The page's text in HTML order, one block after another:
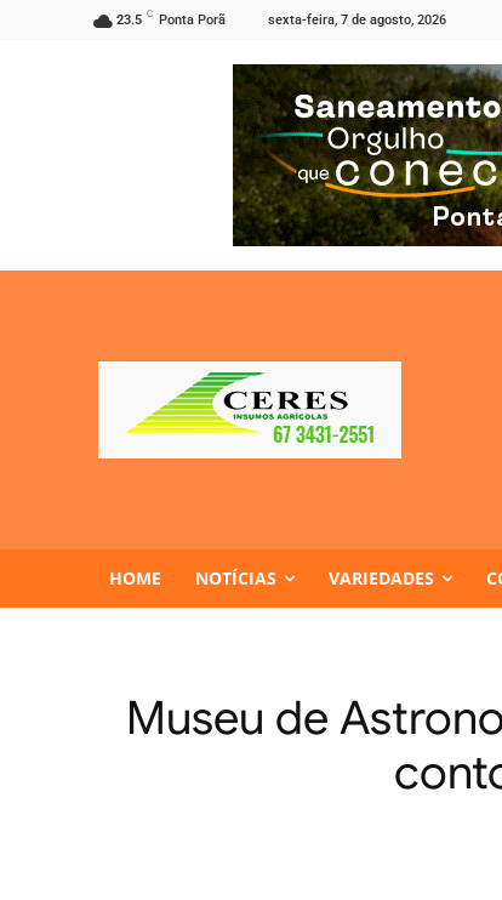
23.5 C Ponta Porã sexta-feira, 7 de agosto, 2026
HOME NOTÍCIAS VARIEDADES
Museu de